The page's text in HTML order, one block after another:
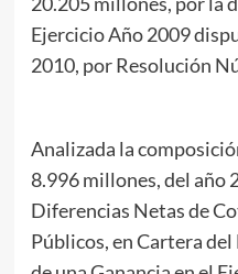
Ejercicio Año 2009
2010, por Resolución
Analizada la
8.996 millones, del año
Diferencias Netas de
Públicos, en Cartera